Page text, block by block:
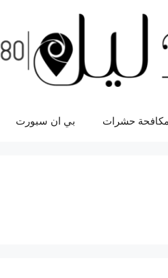
مكافحة حشرات بي ان سبورت